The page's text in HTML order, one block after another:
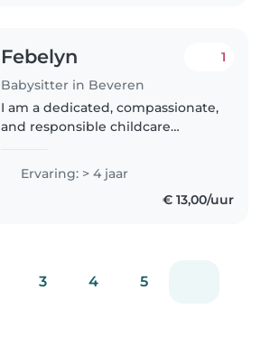
Febelyn
Babysitter in Beveren
1
I am a dedicated, compassionate,
and responsible childcare
of hands-on experience caring
for children of various ages.
Throughout my career, I have..
Ervaring: > 4 jaar
€ 13,00/uur
3 4 5